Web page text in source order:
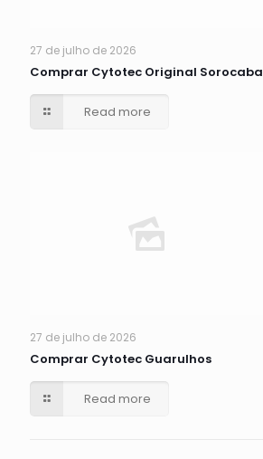
27 de julho de 2026
Comprar Cytotec Original Sorocaba
Read more
27 de julho de 2026
Comprar Cytotec Guarulhos
Read more